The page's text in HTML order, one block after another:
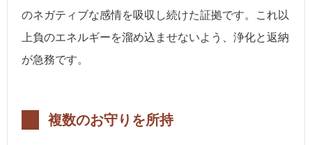
のネガティブな感情を吸収し続けた証拠です。これ以
上負のエネルギーを溜め込ませないよう、浄化と返納
が急務です。
複数のお守りを所持